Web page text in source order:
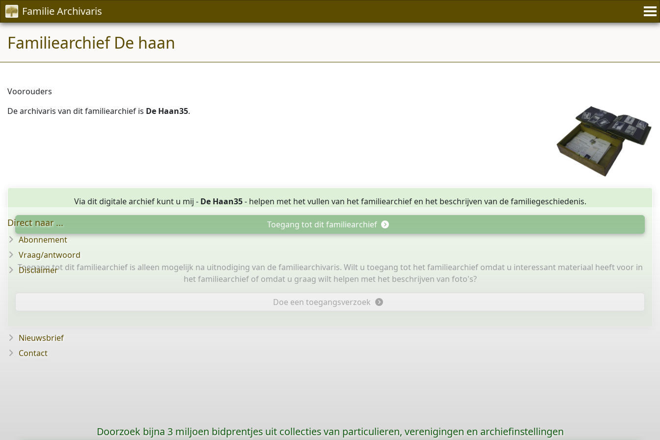
Familie Archivaris
Familiearchief De haan
Voorouders
De archivaris van dit familiearchief is De Haan35.
Via dit digitale archief kunt u mij - De Haan35- helpen met het vullen van het familiearchief en het beschrijven van de familiegeschiedenis.
Toegang tot dit familiearchief
Toegang tot dit familiearchief is alleen mogelijk na uitnodiging van de familiearchivaris. Wilt u toegang tot het familiearchief omdat u interessant materiaal heeft voor in
het familiearchief of omdat u graag wilt helpen met het beschrijven van foto's?
Doe een toegangsverzoek
Direct naar ...
Abonnement
Vraag/antwoord
Disclaimer
Nieuwsbrief
Contact
Doorzoek bijna 3 miljoen bidprentjes uit collecties van particulieren, verenigingen en archiefinstellingen